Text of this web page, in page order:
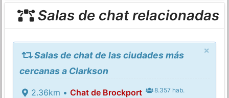
Salas de chat relacionadas
×
Salas de chat de las ciudades más
cercanas a Clarkson
2.36km • Chat de Brockport 8.357 hab.